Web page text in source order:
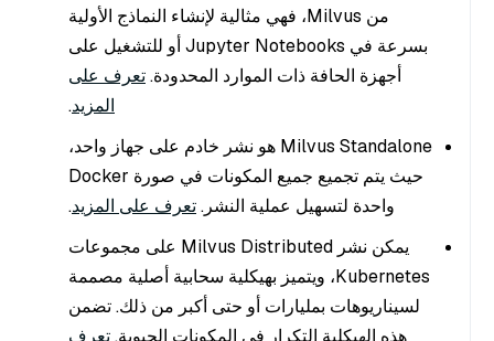
من Milvus، فهي مثالية لإنشاء النماذج الأولية
بسرعة في Jupyter Notebooks أو للتشغيل على
أجهزة الحافة ذات الموارد المحدودة.تعرف على
المزيد.
Milvus Standalone هو نشر خادم على جهاز واحد،
حيث يتم تجميع جميع المكونات في صورة Docker
واحدة لتسهيل عملية النشر.تعرف على المزيد.
يمكن نشر Milvus Distributed على مجموعات
Kubernetes، ويتميز بهيكلية سحابية أصلية مصممة
لسيناريوهات بمليارات أو حتى أكبر من ذلك. تضمن
هذه الهيكلية التكرار في المكونات الحيوية.تعرف